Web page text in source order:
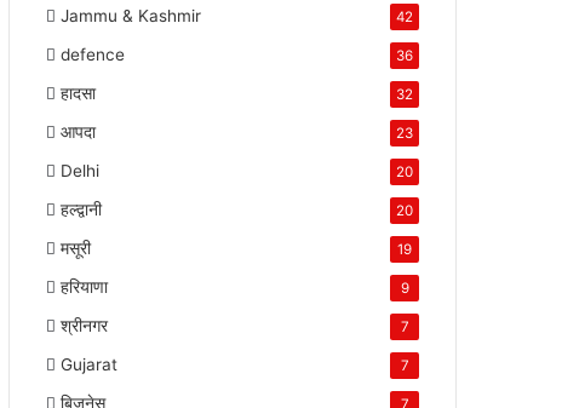
Jammu & Kashmir 42
defence 36
हादसा 32
आपदा 23
Delhi 20
हल्द्वानी 20
मसूरी 19
हरियाणा 9
श्रीनगर 7
Gujarat 7
बिजनेस 7